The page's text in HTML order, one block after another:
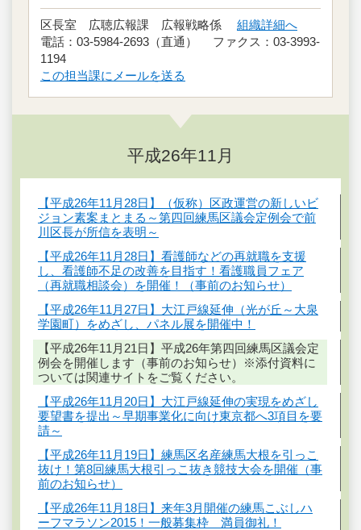
区長室 広聴広報課 広報戦略係 組織詳細へ
電話：03-5984-2693（直通） ファクス：03-3993-
1194
この担当課にメールを送る
平成26年11月
【平成26年11月28日】（仮称）区政運営の新しいビ
ジョン素案まとまる～第四回練馬区議会定例会で前
川区長が所信を表明～
【平成26年11月28日】看護師などの再就職を支援
し、看護師不足の改善を目指す！看護職員フェア
（再就職相談会）を開催！（事前のお知らせ）
【平成26年11月27日】大江戸線延伸（光が丘～大泉
学園町）をめざし、パネル展を開催中！
【平成26年11月21日】平成26年第四回練馬区議会定
例会を開催します（事前のお知らせ）※添付資料に
ついては関連サイトをご覧ください。
【平成26年11月20日】大江戸線延伸の実現をめざし
要望書を提出～早期事業化に向け東京都へ3項目を要
請～
【平成26年11月19日】練馬区名産練馬大根を引っこ
抜け！第8回練馬大根引っこ抜き競技大会を開催（事
前のお知らせ）
【平成26年11月18日】来年3月開催の練馬こぶしハ
ーフマラソン2015！一般募集枠 満員御礼！